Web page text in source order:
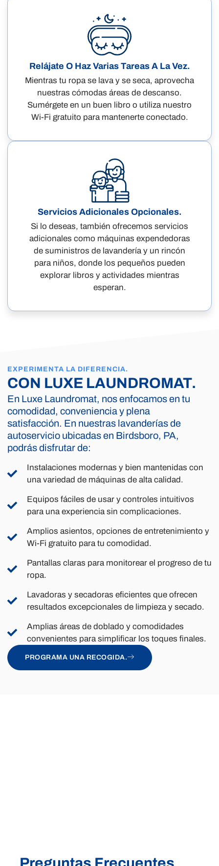
Relájate O Haz Varias Tareas A La Vez.
Mientras tu ropa se lava y se seca, aprovecha
nuestras cómodas áreas de descanso.
Sumérgete en un buen libro o utiliza nuestro
Wi-Fi gratuito para mantenerte conectado.
Servicios Adicionales Opcionales.
Si lo deseas, también ofrecemos servicios
adicionales como máquinas expendedoras
de suministros de lavandería y un rincón
para niños, donde los pequeños pueden
explorar libros y actividades mientras
esperan.
EXPERIMENTA LA DIFERENCIA.
CON LUXE LAUNDROMAT.
En Luxe Laundromat, nos enfocamos en tu
comodidad, conveniencia y plena
satisfacción. En nuestras lavanderías de
autoservicio ubicadas en Birdsboro, PA,
podrás disfrutar de:
Instalaciones modernas y bien mantenidas con
una variedad de máquinas de alta calidad.
Equipos fáciles de usar y controles intuitivos
para una experiencia sin complicaciones.
Amplios asientos, opciones de entretenimiento y
Wi-Fi gratuito para tu comodidad.
Pantallas claras para monitorear el progreso de tu
ropa.
Lavadoras y secadoras eficientes que ofrecen
resultados excepcionales de limpieza y secado.
Amplias áreas de doblado y comodidades
convenientes para simplificar los toques finales.
PROGRAMA UNA RECOGIDA.
Preguntas Frecuentes